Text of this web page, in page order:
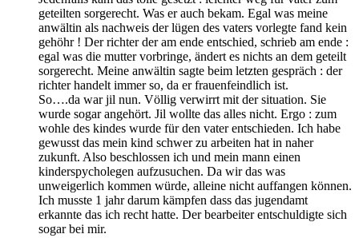
geteilten sorgerecht. Was er auch bekam. Egal was meine
anwältin als nachweis der lügen des vaters vorlegte fand kein
gehöhr ! Der richter der am ende entschied, schrieb am ende :
egal was die mutter vorbringe, ändert es nichts an dem geteilt
sorgerecht. Meine anwältin sagte beim letzten gespräch : der
richter handelt immer so, da er frauenfeindlich ist.
So….da war jil nun. Völlig verwirrt mit der situation. Sie
wurde sogar angehört. Jil wollte das alles nicht. Ergo : zum
wohle des kindes wurde für den vater entschieden. Ich habe
gewusst das mein kind schwer zu arbeiten hat in naher
zukunft. Also beschlossen ich und mein mann einen
kinderspycholegen aufzusuchen. Da wir das was
unweigerlich kommen würde, alleine nicht auffangen können.
Ich musste 1 jahr darum kämpfen dass das jugendamt
erkannte das ich recht hatte. Der bearbeiter entschuldigte sich
sogar bei mir.